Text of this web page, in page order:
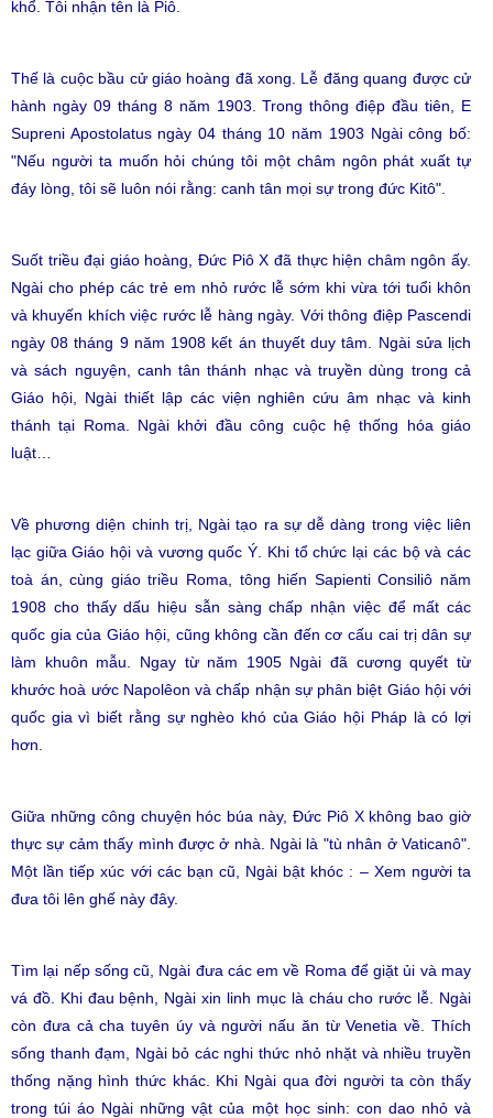
khổ. Tôi nhận tên là Piô.
Thế là cuộc bầu cử giáo hoàng đã xong. Lễ đăng quang được cử
hành ngày 09 tháng 8 năm 1903. Trong thông điệp đầu tiên, E
Supreni Apostolatus ngày 04 tháng 10 năm 1903 Ngài công bố:
"Nếu người ta muốn hỏi chúng tôi một châm ngôn phát xuất tự
đáy lòng, tôi sẽ luôn nói rằng: canh tân mọi sự trong đức Kitô".
Suốt triều đại giáo hoàng, Đức Piô X đã thực hiện châm ngôn ấy.
Ngài cho phép các trẻ em nhỏ rước lễ sớm khi vừa tới tuổi khôn
và khuyến khích việc rước lễ hàng ngày. Với thông điệp Pascendi
ngày 08 tháng 9 năm 1908 kết án thuyết duy tâm. Ngài sửa lịch
và sách nguyện, canh tân thánh nhạc và truyền dùng trong cả
Giáo hội, Ngài thiết lập các viện nghiên cứu âm nhạc và kinh
thánh tại Roma. Ngài khởi đầu công cuộc hệ thống hóa giáo
luật…
Về phương diện chinh trị, Ngài tạo ra sự dễ dàng trong việc liên
lạc giữa Giáo hội và vương quốc Ý. Khi tổ chức lại các bộ và các
toà án, cùng giáo triều Roma, tông hiến Sapienti Consiliô năm
1908 cho thấy dấu hiệu sẫn sàng chấp nhận việc để mất các
quốc gia của Giáo hội, cũng không cần đến cơ cấu cai trị dân sự
làm khuôn mẫu. Ngay từ năm 1905 Ngài đã cương quyết từ
khước hoà ước Napolêon và chấp nhận sự phân biệt Giáo hội với
quốc gia vì biết rằng sự nghèo khó của Giáo hội Pháp là có lợi
hơn.
Giữa những công chuyện hóc búa này, Đức Piô X không bao giờ
thực sự cảm thấy mình được ở nhà. Ngài là "tù nhân ở Vaticanô".
Một lần tiếp xúc với các bạn cũ, Ngài bật khóc : – Xem người ta
đưa tôi lên ghế này đây.
Tìm lại nếp sống cũ, Ngài đưa các em về Roma để giặt ủi và may
vá đồ. Khi đau bệnh, Ngài xin linh mục là cháu cho rước lễ. Ngài
còn đưa cả cha tuyên úy và người nấu ăn từ Venetia về. Thích
sống thanh đạm, Ngài bỏ các nghi thức nhỏ nhặt và nhiều truyền
thống nặng hình thức khác. Khi Ngài qua đời người ta còn thấy
trong túi áo Ngài những vật của một học sinh: con dao nhỏ và